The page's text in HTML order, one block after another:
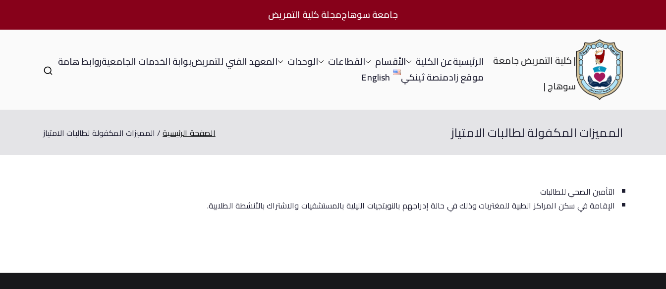
جامعة سوهاجمجلة كلية التمريض
| كلية التمريض جامعة
سوهاج |
الرئيسيةعن الكلية الأقسام القطاعات الوحدات المعهد الفني للتمريضبوابة الخدمات الجامعيةروابط هامة
موقع زادمنصة ثينكي English
المميزات المكفولة لطالبات الامتياز الصفحة الرئيسية المميزات المكفولة لطالبات الامتياز
التأمين الصحي للطالبات
الإقامة في سكن المراكز الطبية للمغتربات وذلك في حالة إدراجهم بالنوبتجيات الليلية بالمستشفيات والاشتراك بالأنشطة الطلابية.